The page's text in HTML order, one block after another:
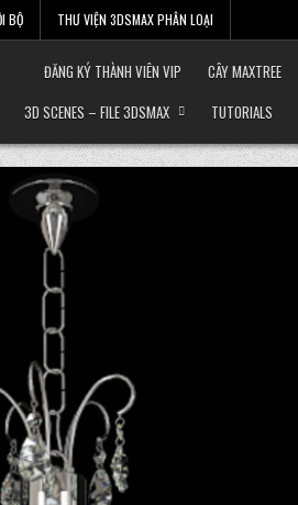
BỘ THƯ VIỆN 3DSMAX PHÂN LOẠI
ĐĂNG KÝ THÀNH VIÊN VIP CÂY MAXTREE
3D SCENES – FILE 3DSMAX
TUTORIALS